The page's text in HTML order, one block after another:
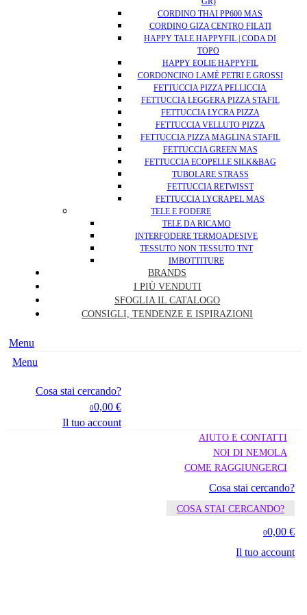
CORDINO THAI PP600 MAS
CORDINO GIZA CENTRO FILATI
HAPPY TALE HAPPYFIL | CODA DI
TOPO
HAPPY EOLIE HAPPYFIL
CORDONCINO LAMÈ PETRI E GROSSI
FETTUCCIA PIZZA PELLICCIA
FETTUCCIA LEGGERA PIZZA STAFIL
FETTUCCIA LYCRA PIZZA
FETTUCCIA VELLUTO PIZZA
FETTUCCIA PIZZA MAGLINA STAFIL
FETTUCCIA GREEN MAS
FETTUCCIA ECOPELLE SILK&BAG
TUBOLARE STRASS
FETTUCCIA RETWISST
FETTUCCIA LYCRAPEL MAS
TELE E FODERE
TELE DA RICAMO
INTERFODERE TERMOADESIVE
TESSUTO NON TESSUTO TNT
IMBOTTITURE
BRANDS
I PIÙ VENDUTI
SFOGLIA IL CATALOGO
CONSIGLI, TENDENZE E ISPIRAZIONI
Menu
Menu
Cosa stai cercando?
00,00 €
Il tuo account
AIUTO E CONTATTI
NOI DI NEMOLA
COME RAGGIUNGERCI
Cosa stai cercando?
COSA STAI CERCANDO?
00,00 €
Il tuo account